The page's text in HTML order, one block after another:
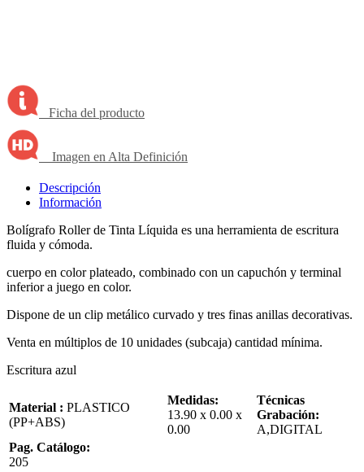
Ficha del producto
Imagen en Alta Definición
Descripción
Información
Bolígrafo Roller de Tinta Líquida es una herramienta de escritura
fluida y cómoda.
cuerpo en color plateado, combinado con un capuchón y terminal
inferior a juego en color.
Dispone de un clip metálico curvado y tres finas anillas decorativas.
Venta en múltiplos de 10 unidades (subcaja) cantidad mínima.
Escritura azul
Material : PLASTICO
(PP+ABS)
Medidas:
13.90 x 0.00 x
0.00
Técnicas
Grabación:
A,DIGITAL
Pag. Catálogo:
205